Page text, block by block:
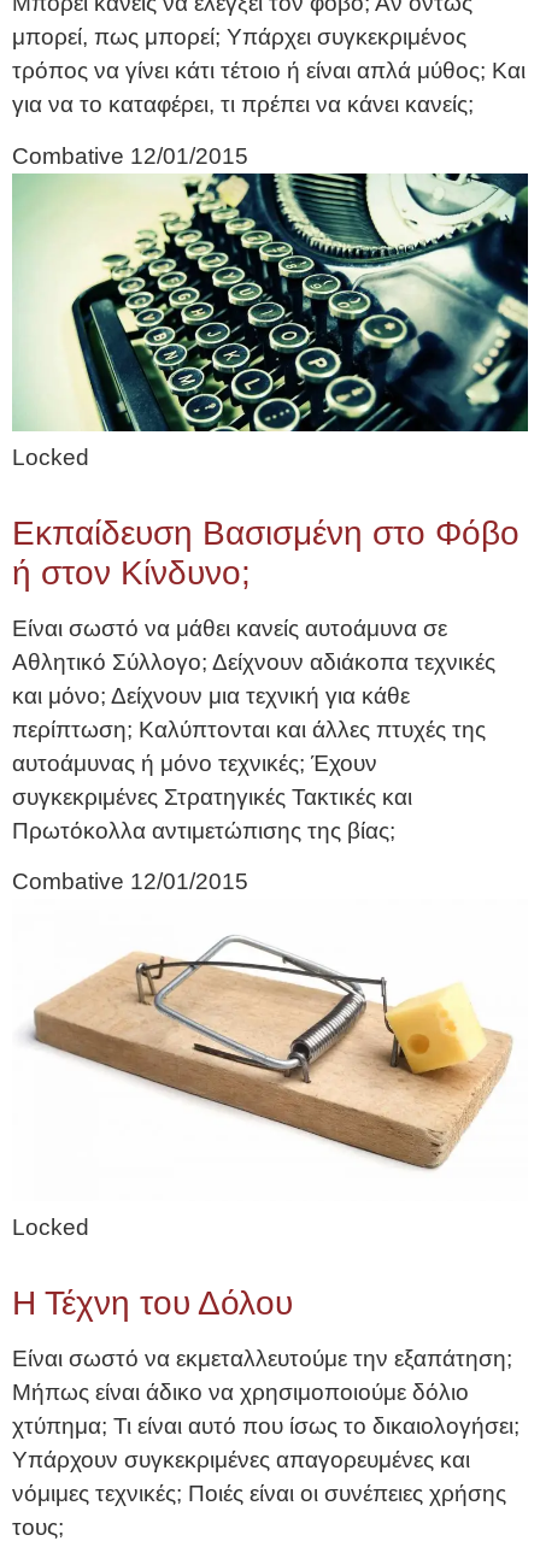
μπορεί, πως μπορεί; Υπάρχει συγκεκριμένος
τρόπος να γίνει κάτι τέτοιο ή είναι απλά μύθος; Και
για να το καταφέρει, τι πρέπει να κάνει κανείς;
Combative 12/01/2015
Locked
Εκπαίδευση Βασισμένη στο Φόβο
ή στον Κίνδυνο;
Είναι σωστό να μάθει κανείς αυτοάμυνα σε
Αθλητικό Σύλλογο; Δείχνουν αδιάκοπα τεχνικές
και μόνο; Δείχνουν μια τεχνική για κάθε
περίπτωση; Καλύπτονται και άλλες πτυχές της
αυτοάμυνας ή μόνο τεχνικές; Έχουν
συγκεκριμένες Στρατηγικές Τακτικές και
Πρωτόκολλα αντιμετώπισης της βίας;
Combative 12/01/2015
Locked
Η Τέχνη του Δόλου
Είναι σωστό να εκμεταλλευτούμε την εξαπάτηση;
Μήπως είναι άδικο να χρησιμοποιούμε δόλιο
χτύπημα; Τι είναι αυτό που ίσως το δικαιολογήσει;
Υπάρχουν συγκεκριμένες απαγορευμένες και
νόμιμες τεχνικές; Ποιές είναι οι συνέπειες χρήσης
τους;